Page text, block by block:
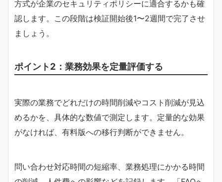
方式が企業のセキュリティポリシーに適合するかも確
認します。この段階は検証開始後1〜2週間で完了させ
ましょう。
ポイント2：業務効果を定量評価する
実際の業務でどれだけの時間削減やコスト削減が見込
めるかを、具体的な数値で測定します。定量的な効果
がなければ、有料版への移行判断ができません。
問い合わせ対応時間の短縮率、業務処理にかかる時間